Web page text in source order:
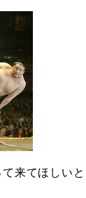
来てほしいと